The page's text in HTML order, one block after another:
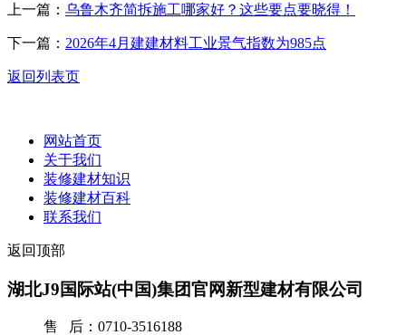
上一篇： 乌鲁木齐简拆施工哪家好？这些要点要晓得！
下一篇： 2026年4月建建材料工业景气指数为985点
返回列表页
网站首页
关于我们
装修建材知识
装修建材百科
联系我们
返回顶部
湖北J9国际站(中国)集团官网新型建材有限公司
售 后：0710-3516188